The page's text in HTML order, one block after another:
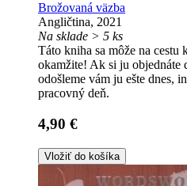
Brožovaná väzba
Angličtina, 2021
Na sklade > 5 ks
Táto kniha sa môže na
okamžite! Ak si ju objednáte
odošleme vám ju ešte dnes,
pracovný deň.
4,90 €
Vložiť do košíka